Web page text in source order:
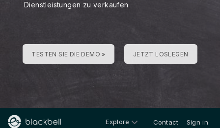
Dienstleistungen zu verkaufen
TESTEN SIE DIE DEMO » JETZT LOSLEGEN
Explore Contact Sign in